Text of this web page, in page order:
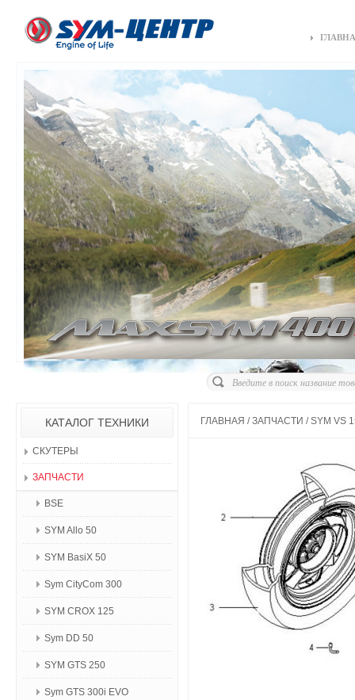
КАТАЛОГ ТЕХНИКИ
СКУТЕРЫ
ЗАПЧАСТИ
BSE
SYM Allo 50
SYM BasiX 50
Sym CityCom 300
SYM CROX 125
Sym DD 50
SYM GTS 250
Sym GTS 300i EVO
ГЛАВНАЯ / ЗАПЧАСТИ / SYM VS